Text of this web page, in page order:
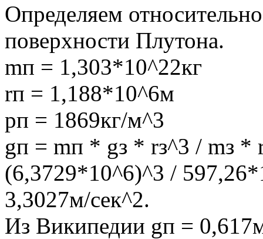
Определяем
поверхности Плутона.
mп = 1,303*10^22кг
rп = 1,188*10^6м
рп = 1869кг/м^3
gп = mп * gз * rз^3 / mз
(6,3729*10^6)^3 /
3,3027м/сек^2.
Из Википедии gп =